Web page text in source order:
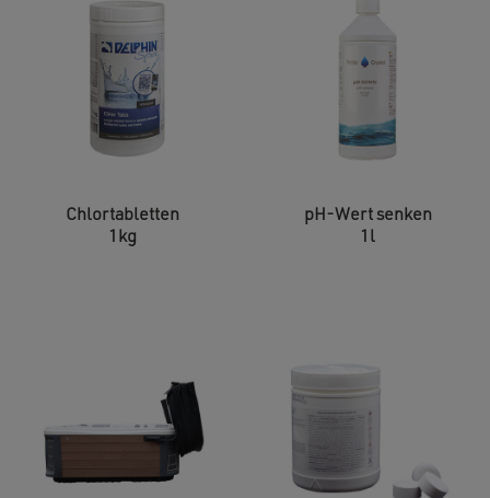
Chlortabletten
1kg
pH-Wert senken
1l